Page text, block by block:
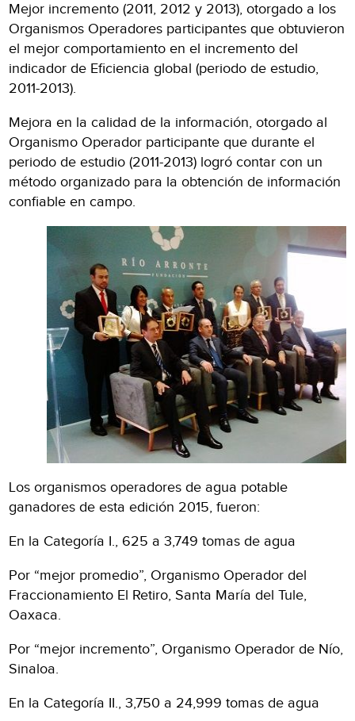
Mejor incremento (2011, 2012 y 2013), otorgado a los
Organismos Operadores participantes que obtuvieron
el mejor comportamiento en el incremento del
indicador de Eficiencia global (periodo de estudio,
2011-2013).
Mejora en la calidad de la información, otorgado al
Organismo Operador participante que durante el
periodo de estudio (2011-2013) logró contar con un
método organizado para la obtención de información
confiable en campo.
Los organismos operadores de agua potable
ganadores de esta edición 2015, fueron:
En la Categoría I., 625 a 3,749 tomas de agua
Por “mejor promedio”, Organismo Operador del
Fraccionamiento El Retiro, Santa María del Tule,
Oaxaca.
Por “mejor incremento”, Organismo Operador de Nío,
Sinaloa.
En la Categoría II., 3,750 a 24,999 tomas de agua